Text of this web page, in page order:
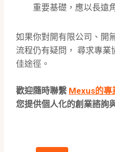
重要基礎，應以長遠
如果你對開有限公司、開
流程仍有疑問， 尋求專業
佳途徑。
歡迎隨時聯繫 Mexus的專
您提供個人化的創業諮詢